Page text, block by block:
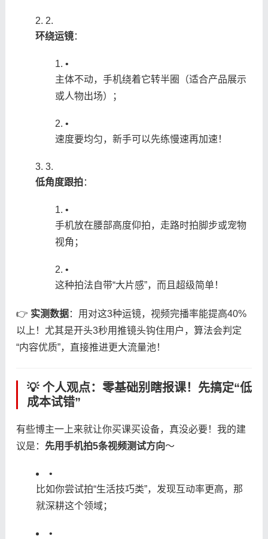
2.
​环绕运镜​​：
•
主体不动，手机绕着它转半圈（适合产品展示
或人物出场）；
•
速度要均匀，新手可以先练慢速再加速！
3.
​低角度跟拍​ ​：
•
手机放在腰部高度仰拍，走路时拍脚步或宠物
视角；
•
这种拍法自带“大片感”，而且超级简单！
👉 ​ ​实测数据​​：用对这3种运镜，视频完播率能提高40%
以上！尤其是开头3秒用推镜头钩住用户，算法会判定
“内容优质”，直接推进更大流量池！
💡 个人观点：零基础别瞎报课！先搞定“低
成本试错”
有些博主一上来就让你买课买设备，真没必要！我的建
议是：​ ​先用手机拍5条视频测试方向​​～
•
比如你尝试拍“生活技巧类”，发现互动率更高，那
就深耕这个领域；
•